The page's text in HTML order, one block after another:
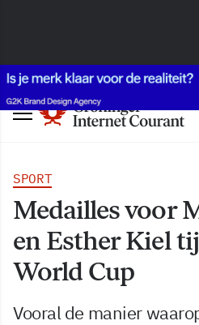
SPORT
Medailles voor
en Esther Kiel
World Cup
Vooral de manier